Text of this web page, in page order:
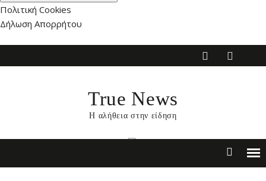
Πολιτική Cookies
Δήλωση Απορρήτου
to
True News
Η αλήθεια στην είδηση